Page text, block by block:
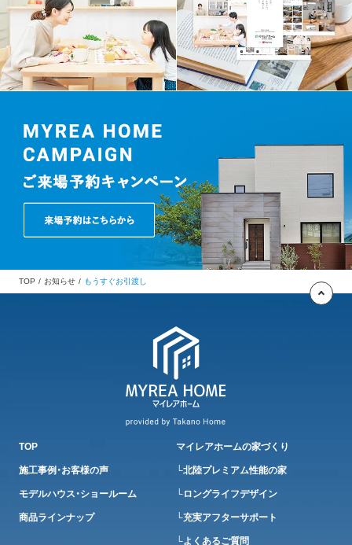
TOP お知らせ もうすぐお引渡し
TOP
施工事例・お客様の声
モデルハウス・ショールーム
商品ラインナップ
マイレアホームの家づくり
└北陸プレミアム性能の家
└ロングライフデザイン
└充実アフターサポート
└よくあるご質問